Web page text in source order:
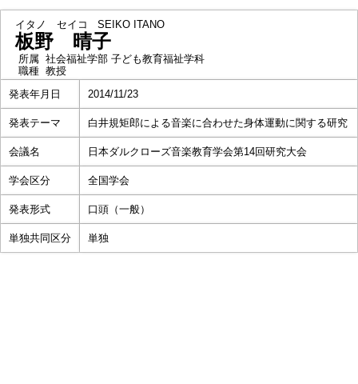
イタノ セイコ SEIKO ITANO
板野 晴子
所属 社会福祉学部 子ども教育福祉学科
職種 教授
発表年月日
2014/11/23
発表テーマ 白井規矩郎による音楽に合わせた身体運動に関する研究
会議名 日本ダルクローズ音楽教育学会第14回研究大会
学会区分 全国学会
発表形式 口頭（一般）
単独共同区分 単独